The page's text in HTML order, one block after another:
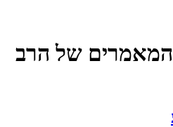
של הרב